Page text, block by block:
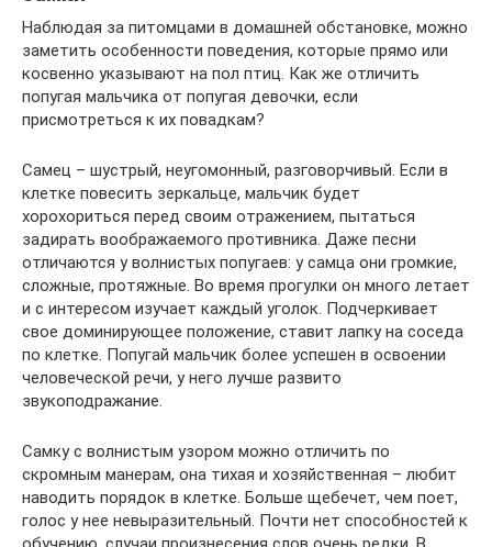
Наблюдая за питомцами в домашней обстановке, можно
заметить особенности поведения, которые прямо или
косвенно указывают на пол птиц. Как же отличить
попугая мальчика от попугая девочки, если
присмотреться к их повадкам?
Самец – шустрый, неугомонный, разговорчивый. Если в
клетке повесить зеркальце, мальчик будет
хорохориться перед своим отражением, пытаться
задирать воображаемого противника. Даже песни
отличаются у волнистых попугаев: у самца они громкие,
сложные, протяжные. Во время прогулки он много летает
и с интересом изучает каждый уголок. Подчеркивает
свое доминирующее положение, ставит лапку на соседа
по клетке. Попугай мальчик более успешен в освоении
человеческой речи, у него лучше развито
звукоподражание.
Самку с волнистым узором можно отличить по
скромным манерам, она тихая и хозяйственная – любит
наводить порядок в клетке. Больше щебечет, чем поет,
голос у нее невыразительный. Почти нет способностей к